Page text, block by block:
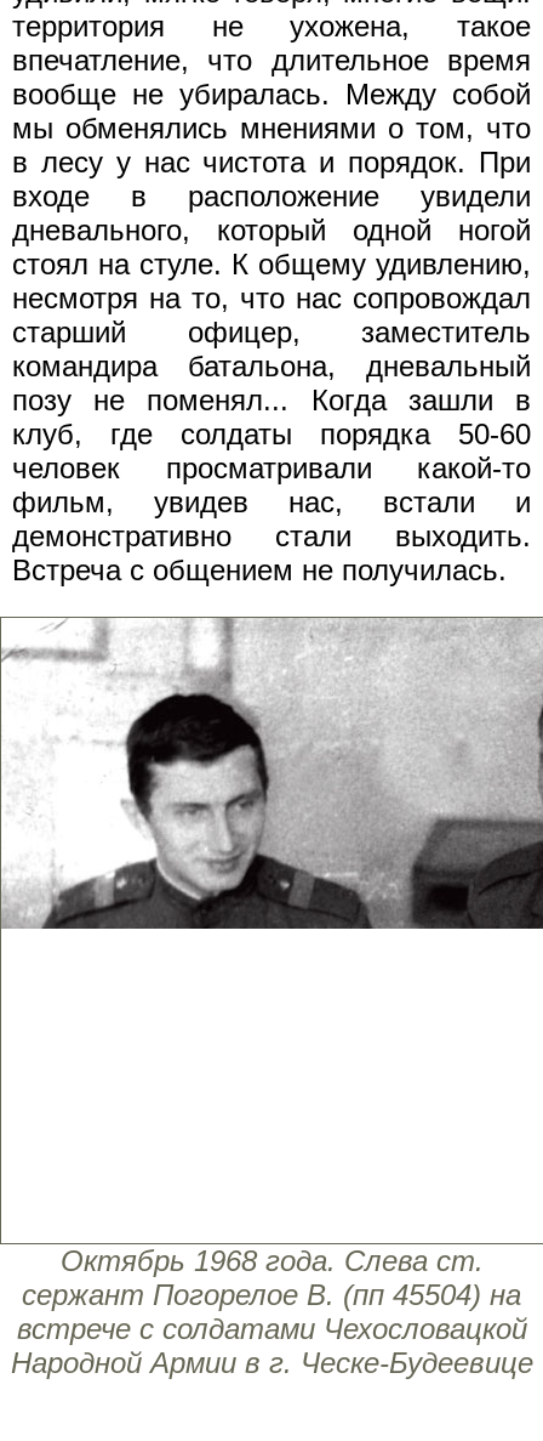
территория не ухожена, такое
впечатление, что длительное время
вообще не убиралась. Между собой
мы обменялись мнениями о том, что
в лесу у нас чистота и порядок. При
входе в расположение увидели
дневального, который одной ногой
стоял на стуле. К общему удивлению,
несмотря на то, что нас сопровождал
старший офицер, заместитель
командира батальона, дневальный
позу не поменял... Когда зашли в
клуб, где солдаты порядка 50-60
человек просматривали какой-то
фильм, увидев нас, встали и
демонстративно стали выходить.
Встреча с общением не получилась.
Октябрь 1968 года. Слева ст.
сержант Погорелое В. (пп 45504) на
встрече с солдатами Чехословацкой
Народной Армии в г. Ческе-Будеевице